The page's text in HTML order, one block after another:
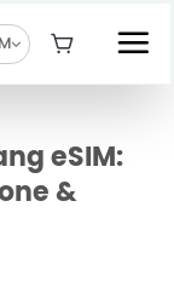
eSIM:
&